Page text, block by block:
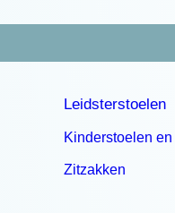
Leidsterstoelen
Kinderstoelen
Zitzakken